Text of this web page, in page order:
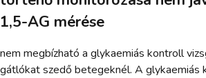
1,5-AG mérése
nem megbízható a glykaemiás kontroll
gátlókat szedő betegeknél. A glykaemiás